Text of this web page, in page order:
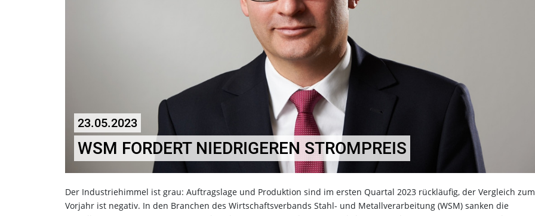
23.05.2023
WSM FORDERT NIEDRIGEREN STROMPREIS
Der Industriehimmel ist grau: Auftragslage und Produktion sind im ersten Quartal 2023 rückläufig, der Vergleich zum
Vorjahr ist negativ. In den Branchen des Wirtschaftsverbands Stahl- und Metallverarbeitung (WSM) sanken die